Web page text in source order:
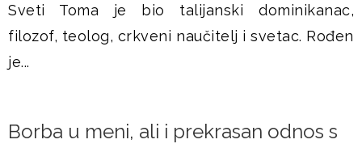
Sveti Toma je bio talijanski dominikanac,
filozof, teolog, crkveni naučitelj i svetac. Rođen
je...
Borba u meni, ali i prekrasan odnos s